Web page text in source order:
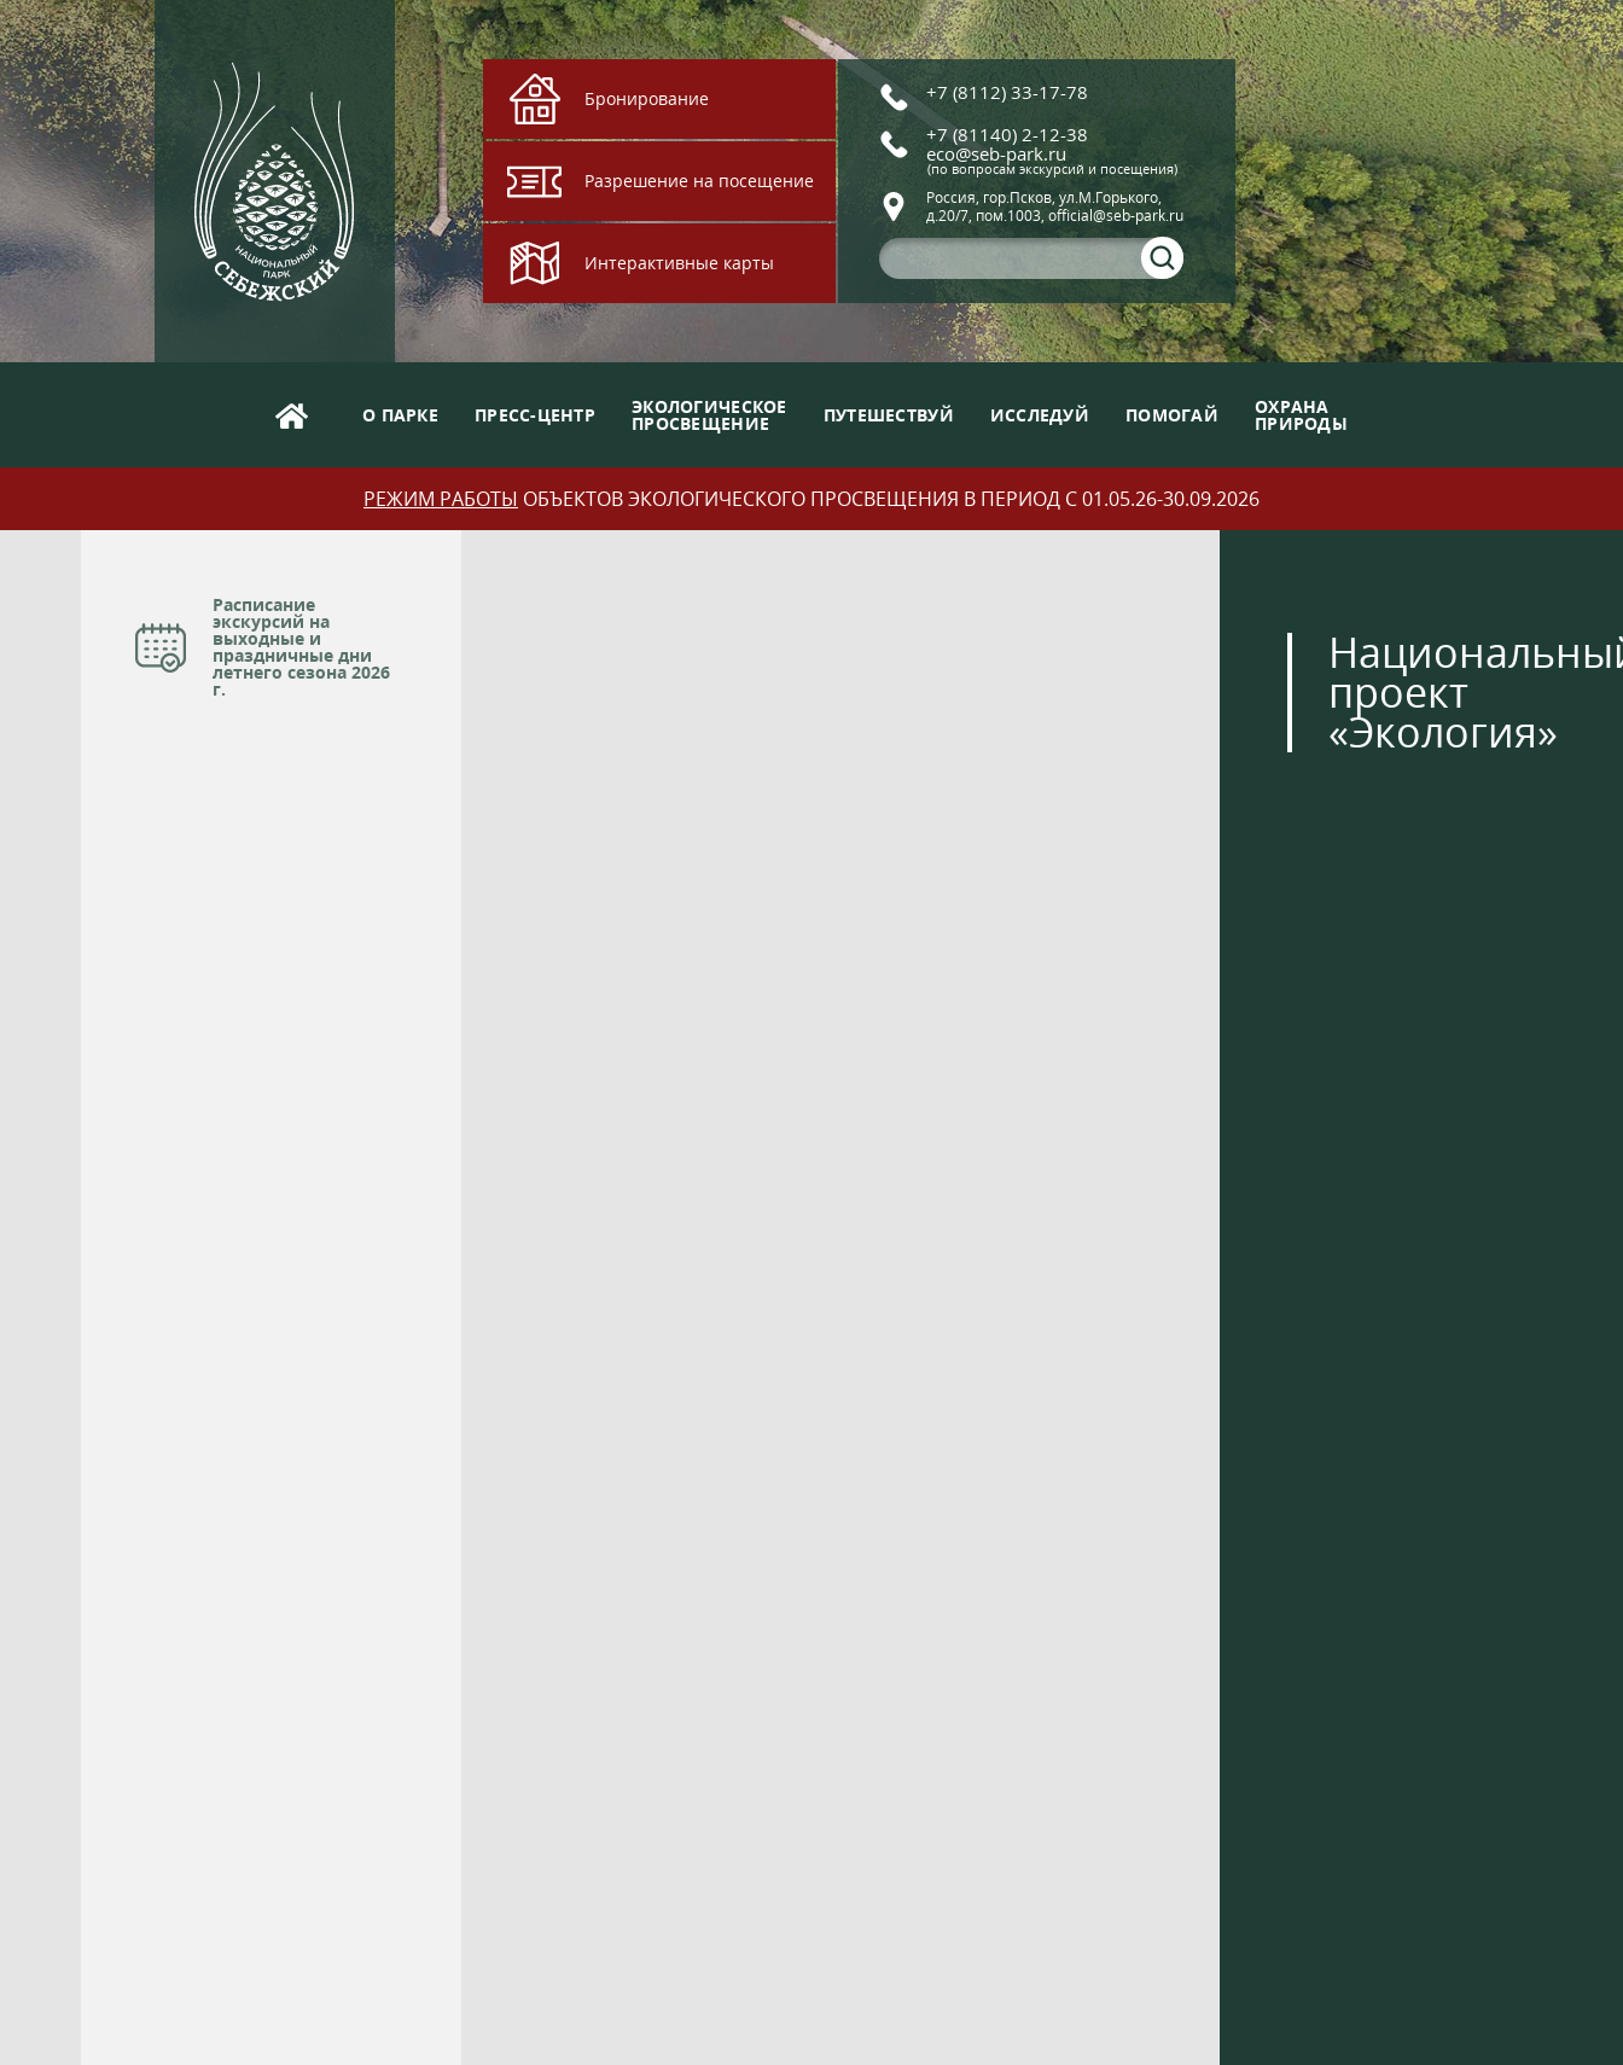
Бронирование
Разрешение на посещение
Интерактивные карты
+7 (8112) 33-17-78
+7 (81140) 2-12-38
eco@seb-park.ru
(по вопросам экскурсий и посещения)
Россия, гор.Псков, ул.М.Горького,
д.20/7, пом.1003, official@seb-park.ru
О ПАРКЕ ПРЕСС-ЦЕНТР ЭКОЛОГИЧЕСКОЕ
ПРОСВЕЩЕНИЕ ПУТЕШЕСТВУЙ ИССЛЕДУЙ ПОМОГАЙ ОХРАНА
ПРИРОДЫ
РЕЖИМ РАБОТЫ ОБЪЕКТОВ ЭКОЛОГИЧЕСКОГО ПРОСВЕЩЕНИЯ В ПЕРИОД С 01.05.26-30.09.2026
Расписание
экскурсий на
выходные и
праздничные дни
летнего сезона 2026
г. проект
«Экология»